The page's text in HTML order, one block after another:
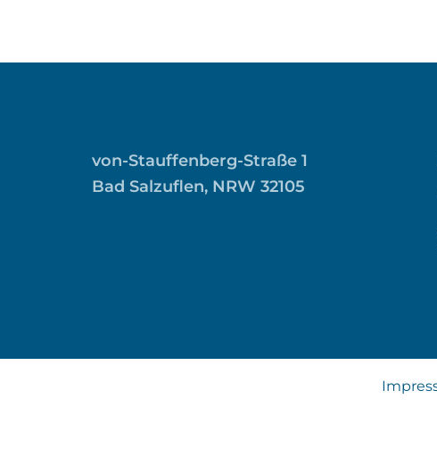
von-Stauffenberg-Straße 1
Bad Salzuflen, NRW 32105